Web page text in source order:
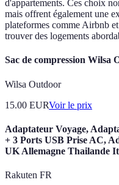
d'appartements. Ces choix
mais offrent également une
plateformes comme Airbnb
trouver des logements
Sac de compression Wilsa
Wilsa Outdoor
15.00 EURVoir le prix
Adaptateur Voyage,
+ 3 Ports USB Prise AC,
UK Allemagne Thailande
Rakuten FR